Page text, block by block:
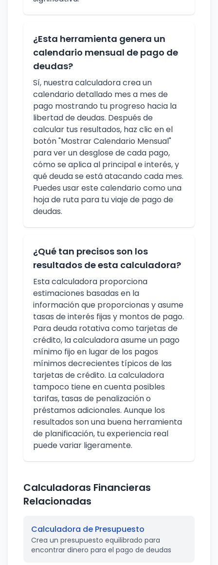
¿Esta herramienta genera un
calendario mensual de pago de
deudas?
Sí, nuestra calculadora crea un
calendario detallado mes a mes de
pago mostrando tu progreso hacia la
libertad de deudas. Después de
calcular tus resultados, haz clic en el
botón "Mostrar Calendario Mensual"
para ver un desglose de cada pago,
cómo se aplica al principal e interés, y
qué deuda se está atacando cada mes.
Puedes usar este calendario como una
hoja de ruta para tu viaje de pago de
deudas.
¿Qué tan precisos son los
resultados de esta calculadora?
Esta calculadora proporciona
estimaciones basadas en la
información que proporcionas y asume
tasas de interés fijas y montos de pago.
Para deuda rotativa como tarjetas de
crédito, la calculadora asume un pago
mínimo fijo en lugar de los pagos
mínimos decrecientes típicos de las
tarjetas de crédito. La calculadora
tampoco tiene en cuenta posibles
tarifas, tasas de penalización o
préstamos adicionales. Aunque los
resultados son una buena herramienta
de planificación, tu experiencia real
puede variar ligeramente.
Calculadoras Financieras
Relacionadas
Calculadora de Presupuesto
Crea un presupuesto equilibrado para
encontrar dinero para el pago de deudas